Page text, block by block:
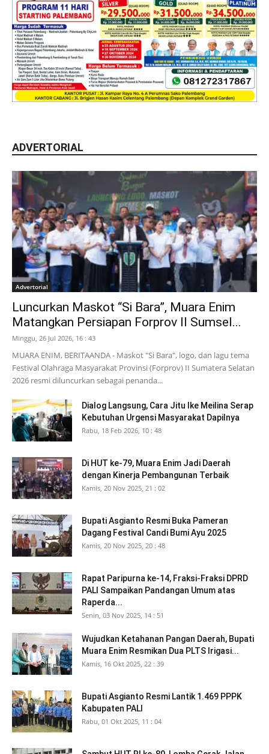
ADVERTORIAL
Advertorial
Luncurkan Maskot “Si Bara”, Muara Enim
Matangkan Persiapan Forprov II Sumsel...
Minggu, 26 Jul 2026, 16 : 43
MUARA ENIM, BERITAANDA - Maskot "Si Bara", logo, dan lagu tema
Festival Olahraga Masyarakat Provinsi (Forprov) II Sumatera Selatan
2026 resmi diluncurkan sebagai penanda...
Dialog Langsung, Cara Jitu Ike Meilina Serap
Kebutuhan Urgensi Masyarakat Dapilnya
Rabu, 18 Feb 2026, 10 : 48
Di HUT ke-79, Muara Enim Jadi Daerah
dengan Kinerja Pembangunan Terbaik
Kamis, 20 Nov 2025, 21 : 02
Bupati Asgianto Resmi Buka Pameran
Dagang Festival Candi Bumi Ayu 2025
Kamis, 20 Nov 2025, 20 : 48
Rapat Paripurna ke-14, Fraksi-Fraksi DPRD
PALI Sampaikan Pandangan Umum atas
Raperda...
Senin, 03 Nov 2025, 14 : 51
Wujudkan Ketahanan Pangan Daerah, Bupati
Muara Enim Resmikan Dua PLTS Irigasi...
Kamis, 16 Okt 2025, 22 : 39
Bupati Asgianto Resmi Lantik 1.469 PPPK
Kabupaten PALI
Rabu, 01 Okt 2025, 11 : 04